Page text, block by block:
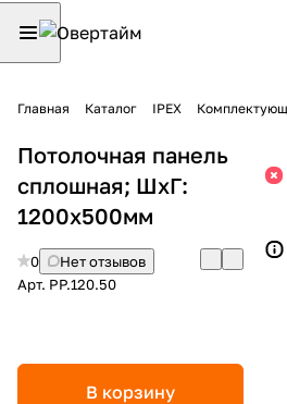
Главная Каталог IPEX
Потолочная панель
сплошная; ШхГ:
1200х500мм
0
Нет отзывов
Арт. PP.120.50
В корзину